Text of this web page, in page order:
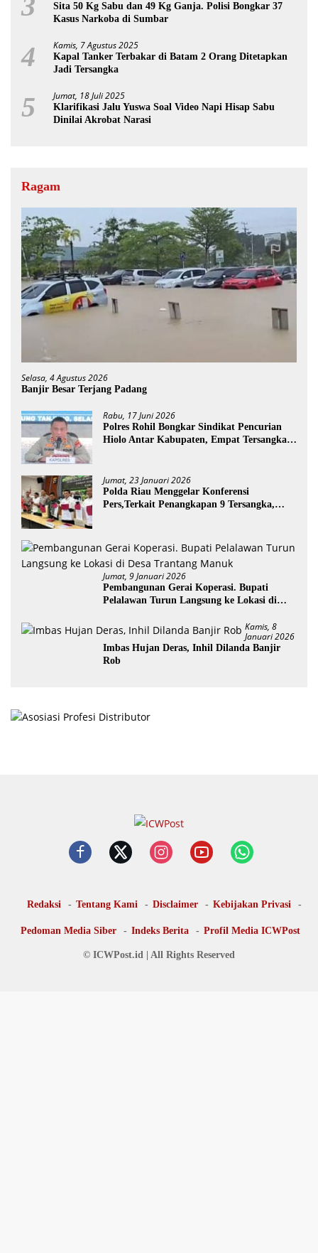
Sita 50 Kg Sabu dan 49 Kg Ganja. Polisi Bongkar 37
Kasus Narkoba di Sumbar
4 Kamis, 7 Agustus 2025
Kapal Tanker Terbakar di Batam 2 Orang Ditetapkan
Jadi Tersangka
5 Jumat, 18 Juli 2025
Klarifikasi Jalu Yuswa Soal Video Napi Hisap Sabu
Dinilai Akrobat Narasi
Ragam
Selasa, 4 Agustus 2026
Banjir Besar Terjang Padang
Rabu, 17 Juni 2026
Polres Rohil Bongkar Sindikat Pencurian
Hiolo Antar Kabupaten, Empat Tersangka
Jumat, 23 Januari 2026
Polda Riau Menggelar Konferensi
Pers,Terkait Penangkapan 9 Tersangka,
Jumat, 9 Januari 2026
Pembangunan Gerai Koperasi. Bupati
Pelalawan Turun Langsung ke Lokasi di
Kamis, 8
Januari 2026
Imbas Hujan Deras, Inhil Dilanda Banjir
Rob
Redaksi Tentang Kami Disclaimer Kebijakan Privasi
Pedoman Media Siber Indeks Berita Profil Media ICWPost
© ICWPost.id | All Rights Reserved